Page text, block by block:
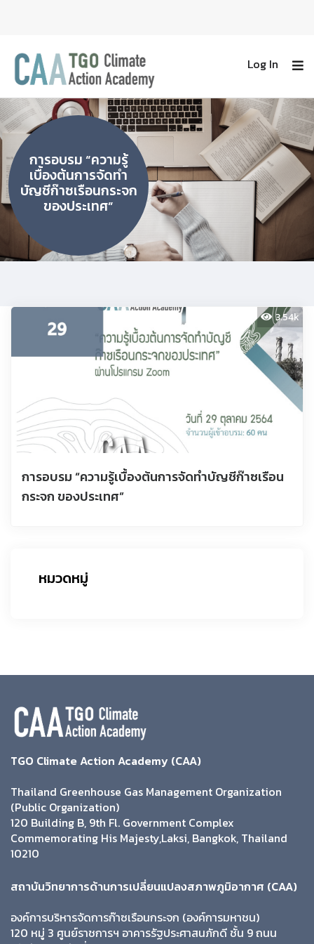
Log In
การอบรม “ความรู้
เบื้องต้นการจัดทำ
บัญชีก๊าซเรือนกระจก
ของประเทศ”
3.54k
การอบรม “ความรู้เบื้องต้นการจัดทำบัญชีก๊าซเรือน
กระจก ของประเทศ”
หมวดหมู่
TGO Climate Action Academy (CAA)
Thailand Greenhouse Gas Management Organization
(Public Organization)
120 Building B, 9th Fl. Government Complex
Commemorating His Majesty,Laksi, Bangkok, Thailand
10210
สถาบันวิทยาการด้านการเปลี่ยนแปลงสภาพภูมิอากาศ (CAA)
องค์การบริหารจัดการก๊าซเรือนกระจก (องค์การมหาชน)
120 หมู่ 3 ศูนย์ราชการฯ อาคารรัฐประศาสนภักดี ชั้น 9 ถนน